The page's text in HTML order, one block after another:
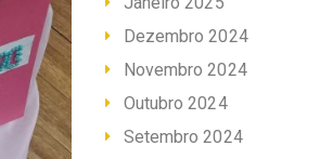
Dezembro 2024
Novembro 2024
Outubro 2024
Setembro 2024